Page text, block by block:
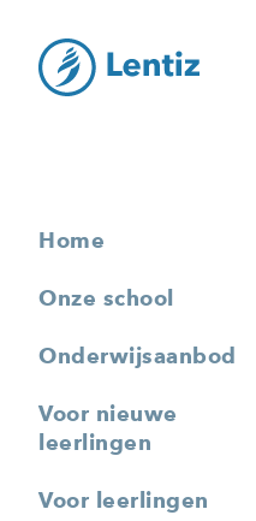
Home
Onze school
Onderwijsaanbod
Voor nieuwe
leerlingen
Voor leerlingen